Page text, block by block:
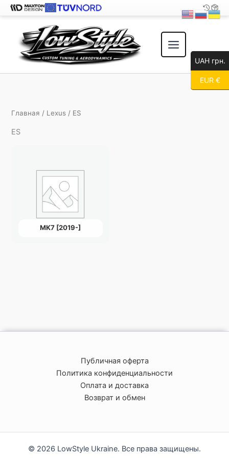
содержимому
Главная / Lexus / ES
ES
MK7 [2019-]
Публичная оферта
Политика конфиденциальности
Оплата и доставка
Возврат и обмен
© 2026 LowStyle Ukraine. Все права защищены.
UAH грн.
EUR €